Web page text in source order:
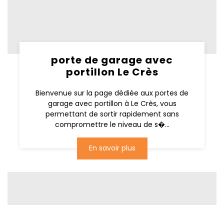
porte de garage avec
portillon Le Crès
Bienvenue sur la page dédiée aux portes de
garage avec portillon à Le Crès, vous
permettant de sortir rapidement sans
compromettre le niveau de s�...
En savoir plus